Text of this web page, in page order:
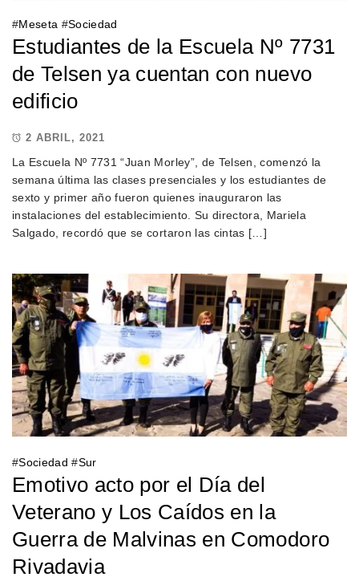
#Meseta #Sociedad
Estudiantes de la Escuela Nº 7731
de Telsen ya cuentan con nuevo
edificio
2 ABRIL, 2021
La Escuela Nº 7731 “Juan Morley”, de Telsen, comenzó la
semana última las clases presenciales y los estudiantes de
sexto y primer año fueron quienes inauguraron las
instalaciones del establecimiento. Su directora, Mariela
Salgado, recordó que se cortaron las cintas […]
#Sociedad #Sur
Emotivo acto por el Día del
Veterano y Los Caídos en la
Guerra de Malvinas en Comodoro
Rivadavia